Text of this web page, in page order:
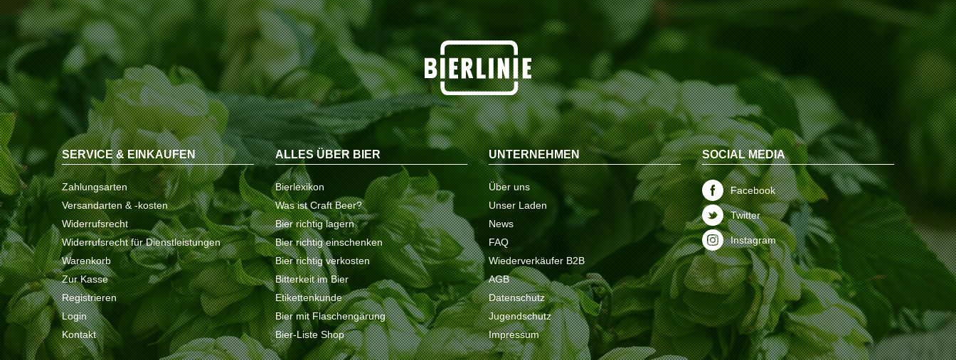
SERVICE & EINKAUFEN
Zahlungsarten
Versandarten & -kosten
Widerrufsrecht
Widerrufsrecht für Dienstleistungen
Warenkorb
Zur Kasse
Registrieren
Login
Kontakt
ALLES ÜBER BIER
Bierlexikon
Was ist Craft Beer?
Bier richtig lagern
Bier richtig einschenken
Bier richtig verkosten
Bitterkeit im Bier
Etikettenkunde
Bier mit Flaschengärung
Bier-Liste Shop
UNTERNEHMEN
Über uns
Unser Laden
News
FAQ
Wiederverkäufer B2B
AGB
Datenschutz
Jugendschutz
Impressum
SOCIAL MEDIA
Facebook
Twitter
Instagram